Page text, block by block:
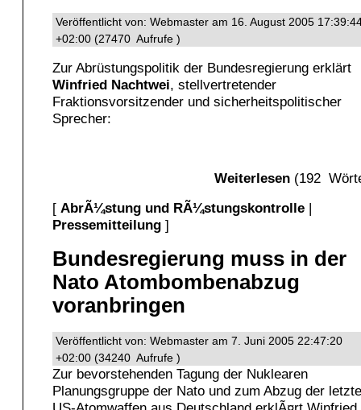
Veröffentlicht von: Webmaster am 16. August 2005
+02:00 (27470 Aufrufe )
Zur Abrüstungspolitik der Bundesregierung erklärt
Winfried Nachtwei, stellvertretender
Fraktionsvorsitzender und sicherheitspolitischer
Sprecher:
Weiterlesen (192
[ AbrÃ¼stung und RÃ¼stungskontrolle |
Pressemitteilung ]
Bundesregierung muss in der
Nato Atombombenabzug
voranbringen
Veröffentlicht von: Webmaster am 7. Juni 2005 22:47:20
+02:00 (34240 Aufrufe )
Zur bevorstehenden Tagung der Nuklearen
Planungsgruppe der Nato und zum Abzug der